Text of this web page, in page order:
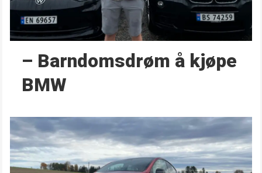
– Barndoms­drøm å kjøpe
BMW